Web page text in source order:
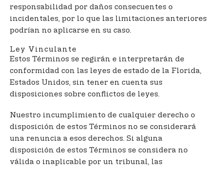
responsabilidad por daños consecuentes o
incidentales, por lo que las limitaciones anteriores
podrían no aplicarse en su caso.
Ley Vinculante
Estos Términos se regirán e interpretarán de
conformidad con las leyes de estado de la Florida,
Estados Unidos, sin tener en cuenta sus
disposiciones sobre conflictos de leyes.
Nuestro incumplimiento de cualquier derecho o
disposición de estos Términos no se considerará
una renuncia a esos derechos. Si alguna
disposición de estos Términos se considera no
válida o inaplicable por un tribunal, las